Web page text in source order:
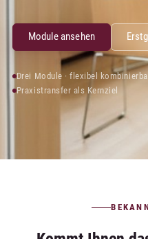
Module ansehen
Drei Module · flexibel
Praxistransfer als Kernziel